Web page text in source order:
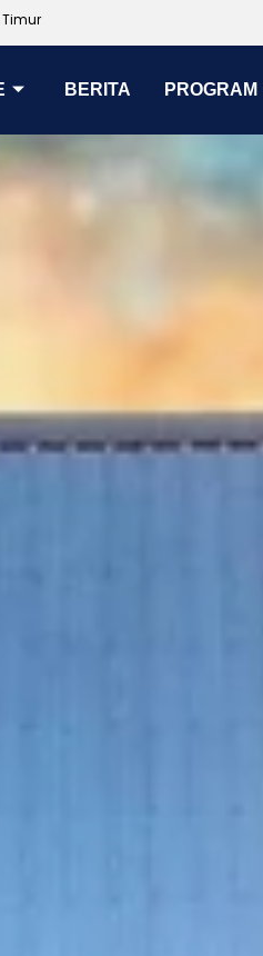
BERITA PROGRAM